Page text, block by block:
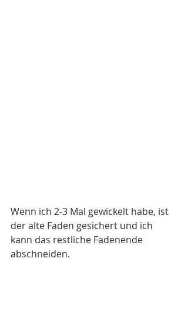
Wenn ich 2-3 Mal gewickelt habe, ist
der alte Faden gesichert und ich
kann das restliche Fadenende
abschneiden.